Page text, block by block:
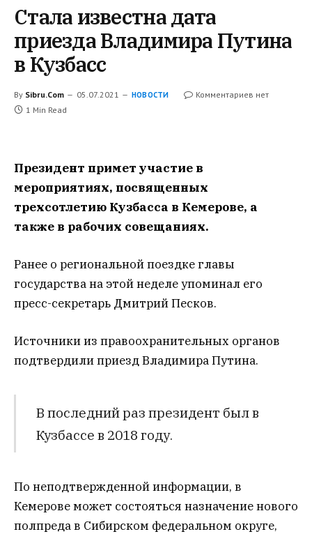
Стала известна дата
приезда Владимира Путина
в Кузбасс
By Sibru.Com 05.07.2021 НОВОСТИ
Комментариев нет
1 Min Read
Президент примет участие в
мероприятиях, посвященных
трехсотлетию Кузбасса в Кемерове, а
также в рабочих совещаниях.
Ранее о региональной поездке главы
государства на этой неделе упоминал его
пресс-секретарь Дмитрий Песков.
Источники из правоохранительных органов
подтвердили приезд Владимира Путина.
В последний раз президент был в
Кузбассе в 2018 году.
По неподтвержденной информации, в
Кемерове может состояться назначение нового
полпреда в Сибирском федеральном округе,